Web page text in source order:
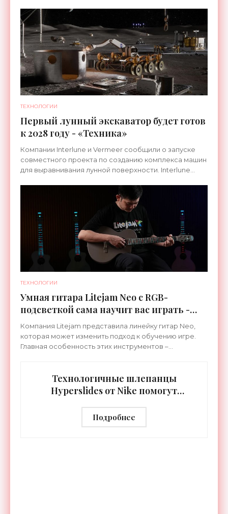
ТЕХНОЛОГИИ
Первый лунный экскаватор будет готов
к 2028 году - «Техника»
Компании Interlune и Vermeer сообщили о запуске
совместного проекта по созданию комплекса машин
для выравнивания лунной поверхности. Interlune
ТЕХНОЛОГИИ
Умная гитара Litejam Neo с RGB-
подсветкой сама научит вас играть -
«Гаджеты»
Компания Litejam представила линейку гитар Neo,
которая может изменить подход к обучению игре.
Главная особенность этих инструментов –
Технологичные шлепанцы
Hyperslides от Nike помогут
тренировки - «Гаджеты»
Подробнее